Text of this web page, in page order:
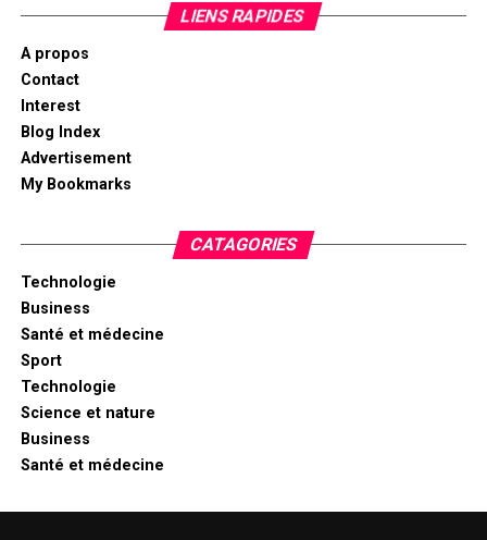
LIENS RAPIDES
A propos
Contact
Interest
Blog Index
Advertisement
My Bookmarks
CATAGORIES
Technologie
Business
Santé et médecine
Sport
Technologie
Science et nature
Business
Santé et médecine